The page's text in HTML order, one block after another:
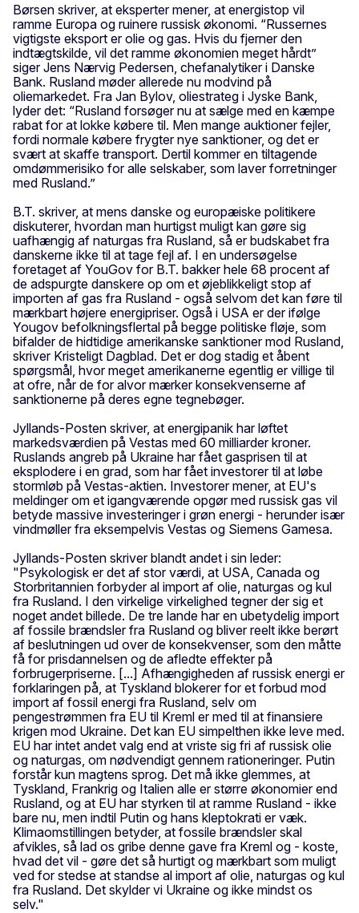
Børsen skriver, at eksperter mener, at energistop vil
ramme Europa og ruinere russisk økonomi. “Russernes
vigtigste eksport er olie og gas. Hvis du fjerner den
indtægtskilde, vil det ramme økonomien meget hårdt”
siger Jens Nærvig Pedersen, chefanalytiker i Danske
Bank. Rusland møder allerede nu modvind på
oliemarkedet. Fra Jan Bylov, oliestrateg i Jyske Bank,
lyder det: “Rusland forsøger nu at sælge med en kæmpe
rabat for at lokke købere til. Men mange auktioner fejler,
fordi normale købere frygter nye sanktioner, og det er
svært at skaffe transport. Dertil kommer en tiltagende
omdømmerisiko for alle selskaber, som laver forretninger
med Rusland.”
B.T. skriver, at mens danske og europæiske politikere
diskuterer, hvordan man hurtigst muligt kan gøre sig
uafhængig af naturgas fra Rusland, så er budskabet fra
danskerne ikke til at tage fejl af. I en undersøgelse
foretaget af YouGov for B.T. bakker hele 68 procent af
de adspurgte danskere op om et øjeblikkeligt stop af
importen af gas fra Rusland - også selvom det kan føre til
mærkbart højere energipriser. Også i USA er der ifølge
Yougov befolkningsflertal på begge politiske fløje, som
bifalder de hidtidige amerikanske sanktioner mod Rusland,
skriver Kristeligt Dagblad. Det er dog stadig et åbent
spørgsmål, hvor meget amerikanerne egentlig er villige til
at ofre, når de for alvor mærker konsekvenserne af
sanktionerne på deres egne tegnebøger.
Jyllands-Posten skriver, at energipanik har løftet
markedsværdien på Vestas med 60 milliarder kroner.
Ruslands angreb på Ukraine har fået gasprisen til at
eksplodere i en grad, som har fået investorer til at løbe
stormløb på Vestas-aktien. Investorer mener, at EU's
meldinger om et igangværende opgør med russisk gas vil
betyde massive investeringer i grøn energi - herunder især
vindmøller fra eksempelvis Vestas og Siemens Gamesa.
Jyllands-Posten skriver blandt andet i sin leder:
"Psykologisk er det af stor værdi, at USA, Canada og
Storbritannien forbyder al import af olie, naturgas og kul
fra Rusland. I den virkelige virkelighed tegner der sig et
noget andet billede. De tre lande har en ubetydelig import
af fossile brændsler fra Rusland og bliver reelt ikke berørt
af beslutningen ud over de konsekvenser, som den måtte
få for prisdannelsen og de afledte effekter på
forbrugerpriserne. [...] Afhængigheden af russisk energi er
forklaringen på, at Tyskland blokerer for et forbud mod
import af fossil energi fra Rusland, selv om
pengestrømmen fra EU til Kreml er med til at finansiere
krigen mod Ukraine. Det kan EU simpelthen ikke leve med.
EU har intet andet valg end at vriste sig fri af russisk olie
og naturgas, om nødvendigt gennem rationeringer. Putin
forstår kun magtens sprog. Det må ikke glemmes, at
Tyskland, Frankrig og Italien alle er større økonomier end
Rusland, og at EU har styrken til at ramme Rusland - ikke
bare nu, men indtil Putin og hans kleptokrati er væk.
Klimaomstillingen betyder, at fossile brændsler skal
afvikles, så lad os gribe denne gave fra Kreml og - koste,
hvad det vil - gøre det så hurtigt og mærkbart som muligt
ved for stedse at standse al import af olie, naturgas og kul
fra Rusland. Det skylder vi Ukraine og ikke mindst os
selv."